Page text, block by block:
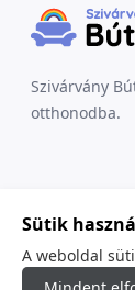
Szivárvány
otthonodba.
Sütik
A weboldal